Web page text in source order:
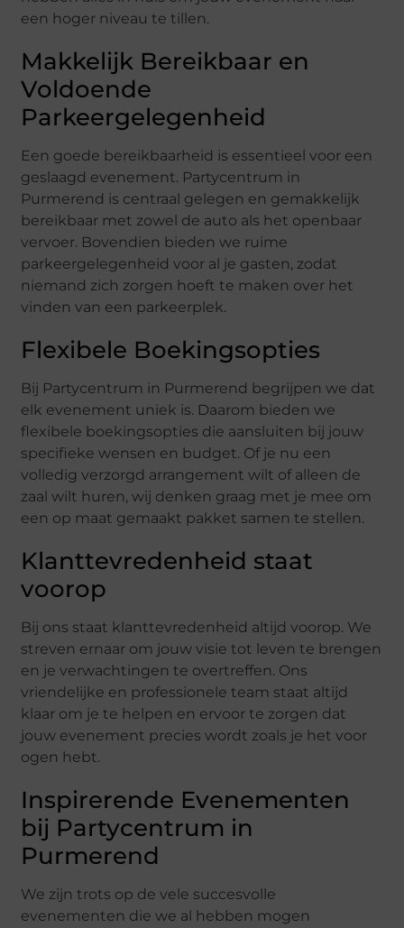
een hoger niveau te tillen.
Makkelijk Bereikbaar en
Voldoende
Parkeergelegenheid
Een goede bereikbaarheid is essentieel voor een
geslaagd evenement. Partycentrum in
Purmerend is centraal gelegen en gemakkelijk
bereikbaar met zowel de auto als het openbaar
vervoer. Bovendien bieden we ruime
parkeergelegenheid voor al je gasten, zodat
niemand zich zorgen hoeft te maken over het
vinden van een parkeerplek.
Flexibele Boekingsopties
Bij Partycentrum in Purmerend begrijpen we dat
elk evenement uniek is. Daarom bieden we
flexibele boekingsopties die aansluiten bij jouw
specifieke wensen en budget. Of je nu een
volledig verzorgd arrangement wilt of alleen de
zaal wilt huren, wij denken graag met je mee om
een op maat gemaakt pakket samen te stellen.
Klanttevredenheid staat
voorop
Bij ons staat klanttevredenheid altijd voorop. We
streven ernaar om jouw visie tot leven te brengen
en je verwachtingen te overtreffen. Ons
vriendelijke en professionele team staat altijd
klaar om je te helpen en ervoor te zorgen dat
jouw evenement precies wordt zoals je het voor
ogen hebt.
Inspirerende Evenementen
bij Partycentrum in
Purmerend
We zijn trots op de vele succesvolle
evenementen die we al hebben mogen